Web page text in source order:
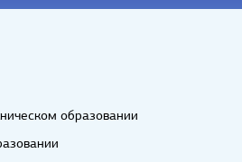
образовании